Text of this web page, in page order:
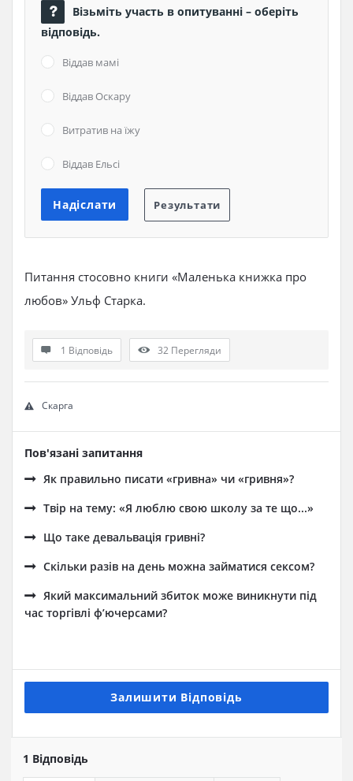
Візьміть участь в опитуванні – оберіть
відповідь.
Віддав мамі
Віддав Оскару
Витратив на їжу
Віддав Ельсі
Питання стосовно книги «Маленька книжка про
любов» Ульф Старка.
1 Відповідь 32 Перегляди
Скарга
Пов'язані запитання
Як правильно писати «гривна» чи «гривня»?
Твір на тему: «Я люблю свою школу за те що...»
Що таке девальвація гривні?
Скільки разів на день можна займатися сексом?
Який максимальний збиток може виникнути під
час торгівлі ф’ючерсами?
Залишити Відповідь
1 Відповідь